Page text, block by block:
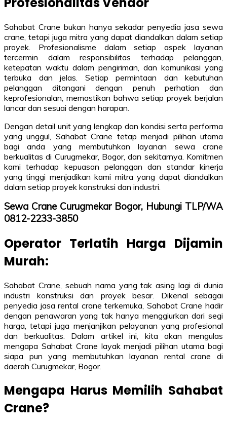
Sahabat Crane bukan hanya sekadar penyedia jasa sewa
crane, tetapi juga mitra yang dapat diandalkan dalam setiap
proyek. Profesionalisme dalam setiap aspek layanan
tercermin dalam responsibilitas terhadap pelanggan,
ketepatan waktu dalam pengiriman, dan komunikasi yang
terbuka dan jelas. Setiap permintaan dan kebutuhan
pelanggan ditangani dengan penuh perhatian dan
keprofesionalan, memastikan bahwa setiap proyek berjalan
lancar dan sesuai dengan harapan.
Dengan detail unit yang lengkap dan kondisi serta performa
yang unggul, Sahabat Crane tetap menjadi pilihan utama
bagi anda yang membutuhkan layanan sewa crane
berkualitas di Curugmekar, Bogor, dan sekitarnya. Komitmen
kami terhadap kepuasan pelanggan dan standar kinerja
yang tinggi menjadikan kami mitra yang dapat diandalkan
dalam setiap proyek konstruksi dan industri.
Sewa Crane Curugmekar Bogor, Hubungi TLP/WA
0812-2233-3850
Operator Terlatih Harga Dijamin
Murah:
Sahabat Crane, sebuah nama yang tak asing lagi di dunia
industri konstruksi dan proyek besar. Dikenal sebagai
penyedia jasa rental crane terkemuka, Sahabat Crane hadir
dengan penawaran yang tak hanya menggiurkan dari segi
harga, tetapi juga menjanjikan pelayanan yang profesional
dan berkualitas. Dalam artikel ini, kita akan mengulas
mengapa Sahabat Crane layak menjadi pilihan utama bagi
siapa pun yang membutuhkan layanan rental crane di
daerah Curugmekar, Bogor.
Mengapa Harus Memilih Sahabat
Crane?